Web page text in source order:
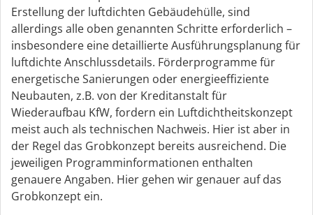
Erstellung der luftdichten Gebäudehülle, sind
allerdings alle oben genannten Schritte erforderlich –
insbesondere eine detaillierte Ausführungsplanung für
luftdichte Anschlussdetails. Förderprogramme für
energetische Sanierungen oder energieeffiziente
Neubauten, z.B. von der Kreditanstalt für
Wiederaufbau KfW, fordern ein Luftdichtheitskonzept
meist auch als technischen Nachweis. Hier ist aber in
der Regel das Grobkonzept bereits ausreichend. Die
jeweiligen Programminformationen enthalten
genauere Angaben. Hier gehen wir genauer auf das
Grobkonzept ein.